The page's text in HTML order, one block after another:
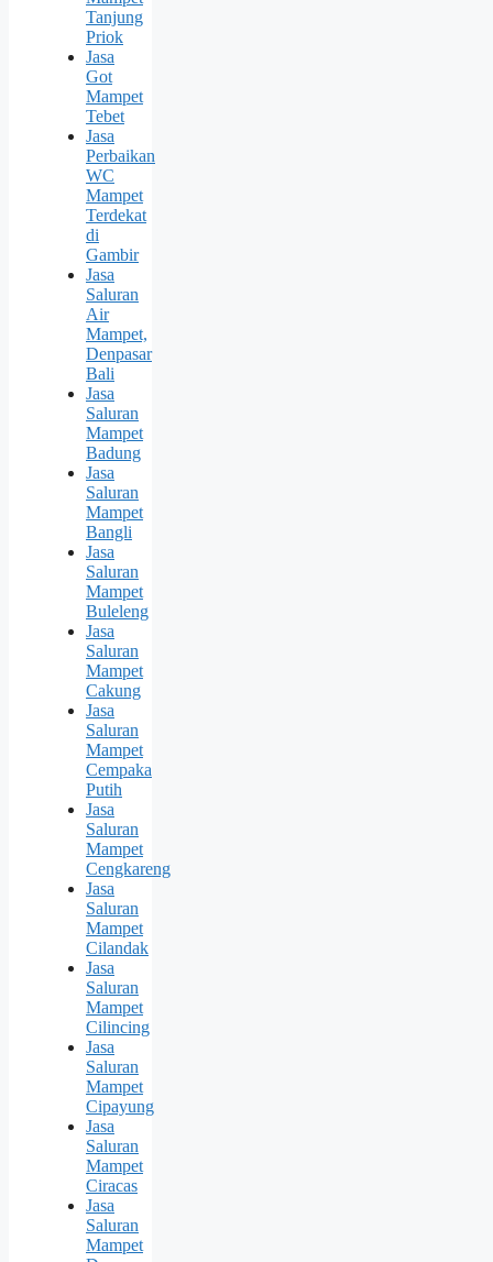
Tanjung
Priok
Jasa
Got
Mampet
Tebet
Jasa
Perbaikan
WC
Mampet
Terdekat
di
Gambir
Jasa
Saluran
Air
Mampet,
Denpasar
Bali
Jasa
Saluran
Mampet
Badung
Jasa
Saluran
Mampet
Bangli
Jasa
Saluran
Mampet
Buleleng
Jasa
Saluran
Mampet
Cakung
Jasa
Saluran
Mampet
Cempaka
Putih
Jasa
Saluran
Mampet
Cengkareng
Jasa
Saluran
Mampet
Cilandak
Jasa
Saluran
Mampet
Cilincing
Jasa
Saluran
Mampet
Cipayung
Jasa
Saluran
Mampet
Ciracas
Jasa
Saluran
Mampet